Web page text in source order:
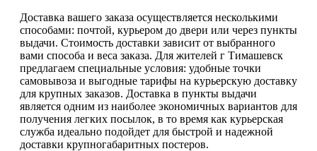
Доставка вашего заказа осуществляется несколькими
способами: почтой, курьером до двери или через пункты
выдачи. Стоимость доставки зависит от выбранного
вами способа и веса заказа. Для жителей г Тимашевск
предлагаем специальные условия: удобные точки
самовывоза и выгодные тарифы на курьерскую доставку
для крупных заказов. Доставка в пункты выдачи
является одним из наиболее экономичных вариантов для
получения легких посылок, в то время как курьерская
служба идеально подойдет для быстрой и надежной
доставки крупногабаритных постеров.